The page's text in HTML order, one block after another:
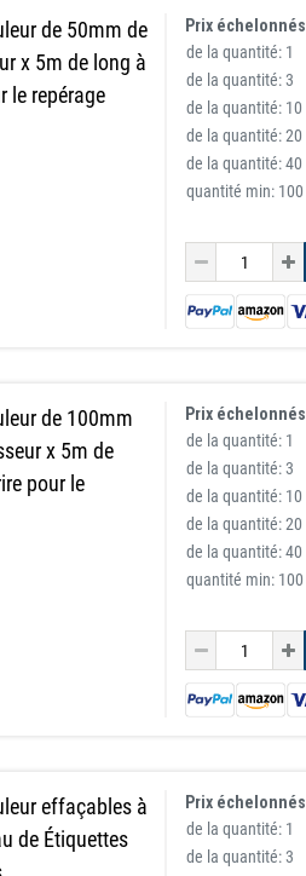
de 50mm de
x 5m de long à
le repérage
Prix échelonnés
de la quantité: 1
de la quantité:3
de la quantité: 10
de la quantité:20
de la quantité:40
quantité min: 100
de 100mm
x 5m de
pour le
Prix échelonnés
de la quantité: 1
de la quantité:3
de la quantité: 10
de la quantité:20
de la quantité:40
quantité min: 100
effaçables à
de Étiquettes
Prix échelonnés
de la quantité: 1
de la quantité:3